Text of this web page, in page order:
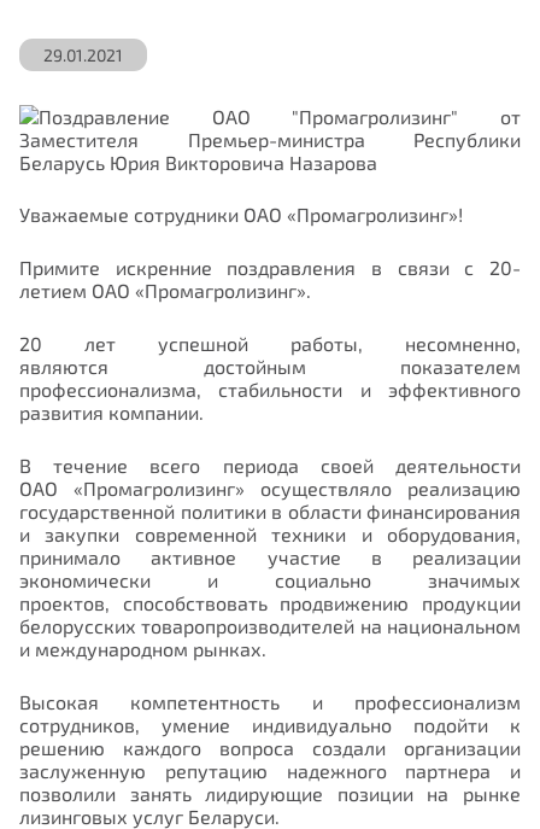
29.01.2021
Уважаемые сотрудники ОАО «Промагролизинг»!
Примите искренние поздравления в связи с 20-
летием ОАО «Промагролизинг».
20 лет успешной работы, несомненно,
являются достойным показателем
профессионализма, стабильности и эффективного
развития компании.
В течение всего периода своей деятельности
ОАО «Промагролизинг» осуществляло реализацию
государственной политики в области финансирования
и закупки современной техники и оборудования,
принимало активное участие в реализации
экономически и социально значимых
проектов,
способствовать продвижению продукции
белорусских товаропроизводителей на национальном
и международном рынках.
Высокая компетентность и профессионализм
сотрудников, умение индивидуально подойти к
решению каждого вопроса создали организации
заслуженную репутацию надежного партнера и
позволили занять лидирующие позиции на рынке
лизинговых услуг Беларуси.